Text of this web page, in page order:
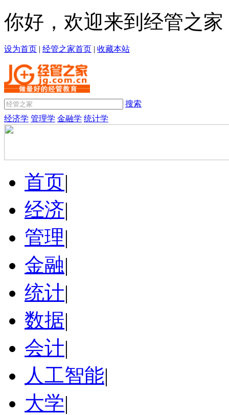
你好，欢迎来到经管之家
设为首页 | 经管之家首页 | 收藏本站
搜索
经济学 管理学 金融学 统计学
首页|
经济|
管理|
金融|
统计|
数据|
会计|
人工智能|
大学|